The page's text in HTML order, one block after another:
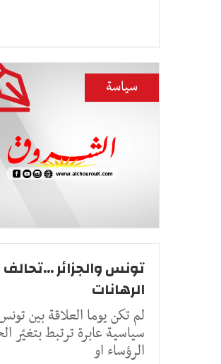
سياسة
تونس والجزائر
الرهانات
لم تكن يوما العلاقة بين
سياسية عابرة ترتبط بتغيّر
الرؤساء او